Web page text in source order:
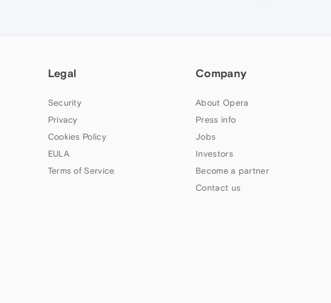
Legal
Security
Privacy
Cookies Policy
EULA
Terms of Service
Company
About Opera
Press info
Jobs
Investors
Become a partner
Contact us